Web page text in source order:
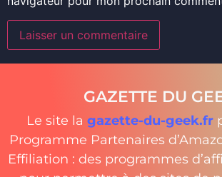
GAZETTE DU
Le site la gazette-du-geek.fr
Programme Partenaires
Effiliation : des programmes